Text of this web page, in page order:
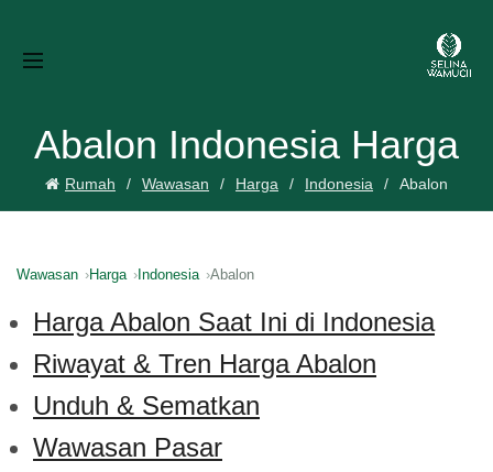
Abalon Indonesia Harga
Rumah Wawasan Harga Indonesia Abalon
Wawasan Harga Indonesia Abalon
Harga Abalon Saat Ini di Indonesia
Riwayat & Tren Harga Abalon
Unduh & Sematkan
Wawasan Pasar